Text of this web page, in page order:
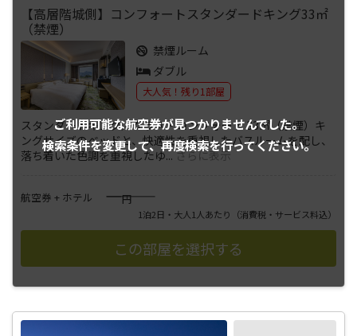
ご利用可能な航空券が見つかりませんでした。
検索条件を変更して、再度検索を行ってください。
【高層階城側】コンフォートスタンダードキング33㎡
（禁煙）
禁煙ルーム
ダブル
大人気！残り1部屋
スタンダードキング／クラス・コンフォート 33㎡（禁煙）キ
ングサイズのベッドと、快適性を重視したバスルームを配し、
落ち着いた色調を重視したゆ... さらに表示
航空券 + ホテル ――――円
1泊2日・大人1人あたり （消費税・サービス料込）